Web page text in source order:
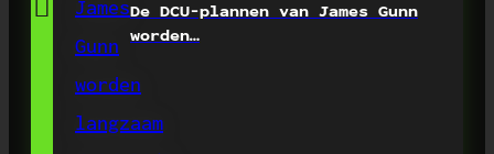
De DCU-plannen van James Gunn
worden…